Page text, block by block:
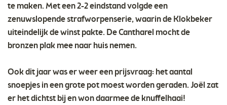
te maken. Met een 2-2 eindstand volgde een
zenuwslopende strafworpenserie, waarin de Klokbeker
uiteindelijk de winst pakte. De Cantharel mocht de
bronzen plak mee naar huis nemen.
Ook dit jaar was er weer een prijsvraag: het aantal
snoepjes in een grote pot moest worden geraden. Joël zat
er het dichtst bij en won daarmee de knuffelhaai!